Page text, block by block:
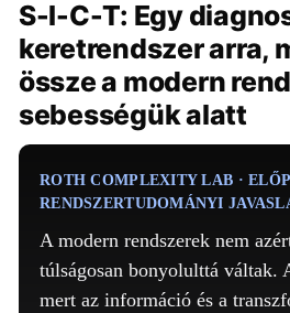
S-I-C-T: Egy
keretrendszer arra,
össze a modern
sebességük alatt
ROTH COMPLEXITY LAB ·
RENDSZERTUDOMÁNYI
A modern rendszerek nem
túlságosan bonyolulttá váltak.
mert az információ és a